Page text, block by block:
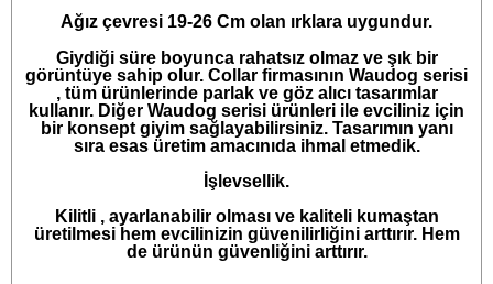
Ağız çevresi 19-26 Cm olan ırklara uygundur.
Giydiği süre boyunca rahatsız olmaz ve şık bir
görüntüye sahip olur. Collar firmasının Waudog serisi
, tüm ürünlerinde parlak ve göz alıcı tasarımlar
kullanır. Diğer Waudog serisi ürünleri ile evciliniz için
bir konsept giyim sağlayabilirsiniz. Tasarımın yanı
sıra esas üretim amacınıda ihmal etmedik.
İşlevsellik.
Kilitli , ayarlanabilir olması ve kaliteli kumaştan
üretilmesi hem evcilinizin güvenilirliğini arttırır. Hem
de ürünün güvenliğini arttırır.